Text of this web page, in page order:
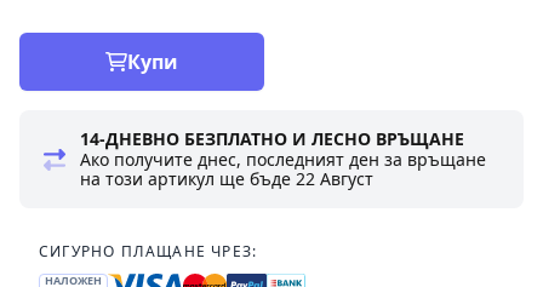
Купи
14-ДНЕВНО БЕЗПЛАТНО И ЛЕСНО ВРЪЩАНЕ
Ако получите днес, последният ден за връщане
на този артикул ще бъде22 Август
СИГУРНО ПЛАЩАНЕ ЧРЕЗ:
НАЛОЖЕН